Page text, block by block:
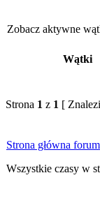
Zobacz aktywne
Wątki
Strona 1 z 1 [
Strona główna forum
Wszystkie czasy w